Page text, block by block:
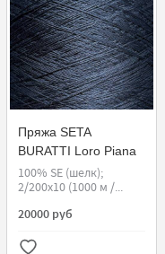
Пряжа SETA
BURATTI Loro Piana
100% SE (шелк);
2/200x10 (1000 м /...
20000 руб